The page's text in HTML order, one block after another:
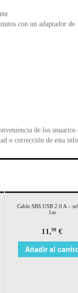
con un adaptador
de los
o corrección de esta
Cable SBS USB 2.0 A –
1m
11,90 €
Añadir al